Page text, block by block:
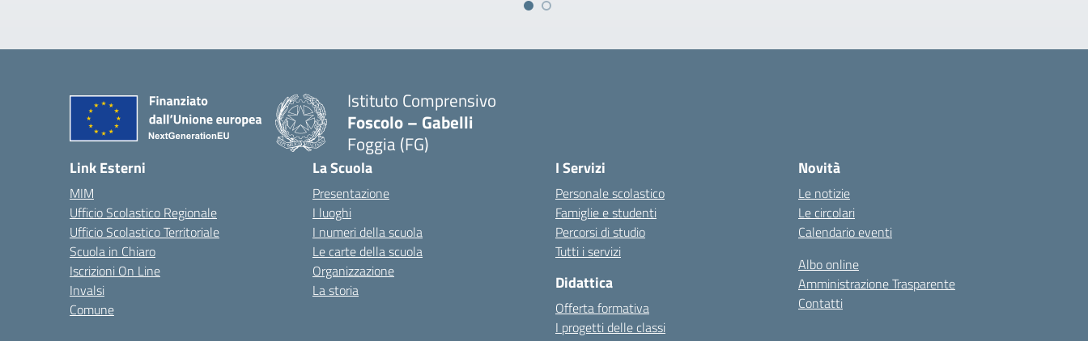
Istituto Comprensivo
Foscolo – Gabelli
Foggia (FG)
— Visita la pagina iniziale della scuola
Link Esterni
MIM
Ufficio Scolastico Regionale
Ufficio Scolastico Territoriale
Scuola in Chiaro
Iscrizioni On Line
Invalsi
Comune
La Scuola
Presentazione
I luoghi
I numeri della scuola
Le carte della scuola
Organizzazione
La storia
I Servizi
Personale scolastico
Famiglie e studenti
Percorsi di studio
Tutti i servizi
Didattica
Offerta formativa
I progetti delle classi
Novità
Le notizie
Le circolari
Calendario eventi
Albo online
Amministrazione Trasparente
Contatti